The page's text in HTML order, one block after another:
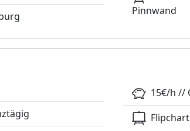
Pinnwand
15€/h //